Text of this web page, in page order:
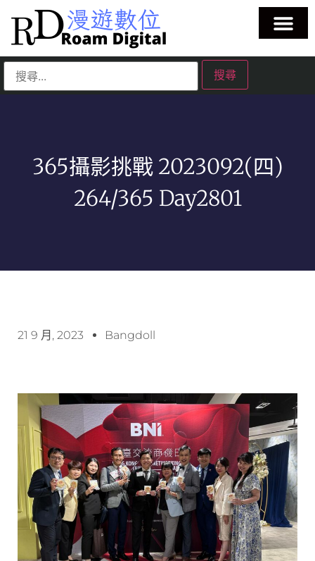
365攝影挑戰 2023092(四)
264/365 Day2801
21 9 月, 2023 Bangdoll